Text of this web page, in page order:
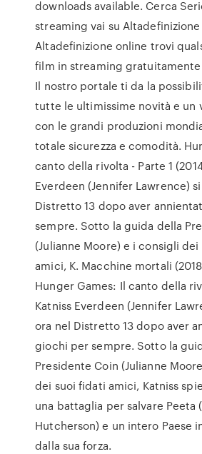
downloads available. Cerca
streaming vai su Altadefinizione
Altadefinizione online trovi
film in streaming gratuitamente
Il nostro portale ti da la
tutte le ultimissime novità e un
con le grandi produzioni
totale sicurezza e comodità.
canto della rivolta - Parte 1
Everdeen (Jennifer Lawrence)
Distretto 13 dopo aver
sempre. Sotto la guida della
(Julianne Moore) e i consigli
amici, K. Macchine mortali
Hunger Games: Il canto della
Katniss Everdeen (Jennifer
ora nel Distretto 13 dopo aver
giochi per sempre. Sotto la
Presidente Coin (Julianne
dei suoi fidati amici, Katniss
una battaglia per salvare Peeta
Hutcherson) e un intero Paese
dalla sua forza.